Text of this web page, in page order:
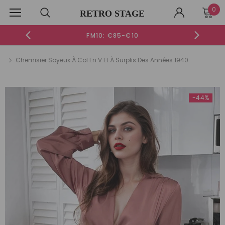
RETRO STAGE
-48%
ROBE VERTE ENCOLURE ASYMÉTRIQUE DÉTAILS FRONCÉS ET
ROBE
0
FM10: €85-€10
Chemisier Soyeux À Col En V Et À Surplis Des Années 1940
-44%